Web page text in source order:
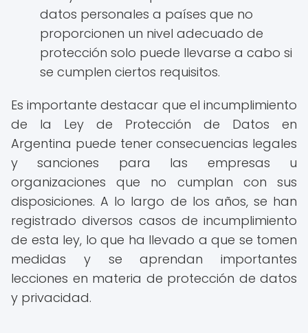
datos personales a países que no
proporcionen un nivel adecuado de
protección solo puede llevarse a cabo si
se cumplen ciertos requisitos.
Es importante destacar que el incumplimiento
de la Ley de Protección de Datos en
Argentina puede tener consecuencias legales
y sanciones para las empresas u
organizaciones que no cumplan con sus
disposiciones. A lo largo de los años, se han
registrado diversos casos de incumplimiento
de esta ley, lo que ha llevado a que se tomen
medidas y se aprendan importantes
lecciones en materia de protección de datos
y privacidad.